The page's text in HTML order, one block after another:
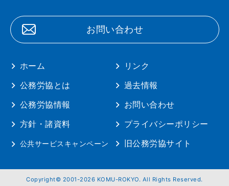
お問い合わせ
ホーム
公務労協とは
公務労協情報
方針・諸資料
公共サービスキャンペーン
リンク
過去情報
お問い合わせ
プライバシーポリシー
旧公務労協サイト
Copyright© 2001-2026 KOMU-ROKYO. All Rights Reserved.